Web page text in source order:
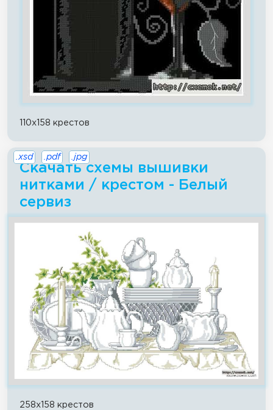
110x158 крестов
Скачать схемы вышивки
нитками / крестом - Белый
сервиз
.xsd .pdf .jpg
258x158 крестов